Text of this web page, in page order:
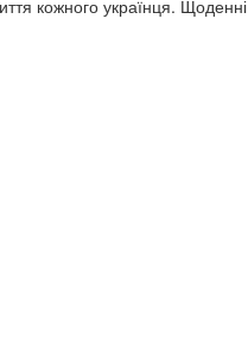
кожного українця. Щоденні